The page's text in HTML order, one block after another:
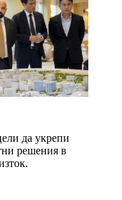
да укрепи
решения в